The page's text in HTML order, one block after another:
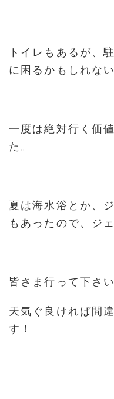
トイレもあるが、
に困るかもしれな
一度は絶対行く価
た。
夏は海水浴とか、
もあったので、ジ
皆さま行って下さい
天気ぐ良ければ間
す！